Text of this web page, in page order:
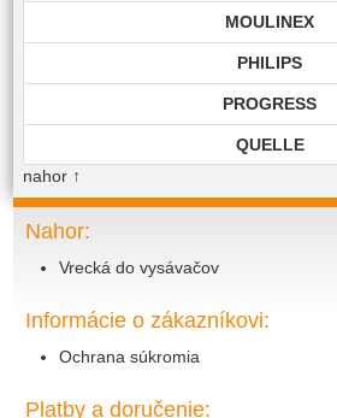
MOULINEX
PHILIPS
PROGRESS
QUELLE
SIEMENS
nahor↑
Nahor:
Vrecká do vysávačov
Informácie o zákazníkovi:
Ochrana súkromia
Platby a doručenie: